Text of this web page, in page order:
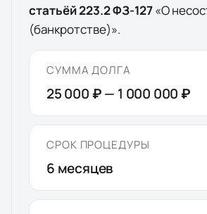
статьёй 223.2 ФЗ-127«О
(банкротстве)».
СУММА ДОЛГА
25 000 ₽— 1 000 000 ₽
СРОК ПРОЦЕДУРЫ
6 месяцев